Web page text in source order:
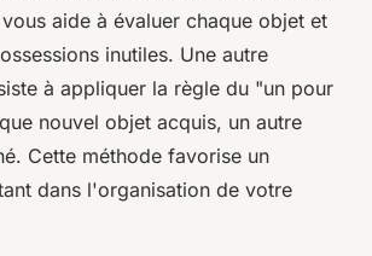
aide à évaluer chaque objet et
inutiles. Une autre
à appliquer la règle du "un pour
nouvel objet acquis, un autre
Cette méthode favorise un
dans l'organisation de votre